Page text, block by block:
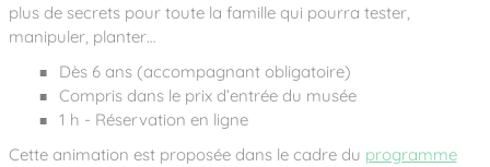
plus de secrets pour toute la famille qui pourra tester,
manipuler, planter…
Dès 6 ans (accompagnant obligatoire)
Compris dans le prix d’entrée du musée
1 h - Réservation en ligne
Cette animation est proposée dans le cadre du programme